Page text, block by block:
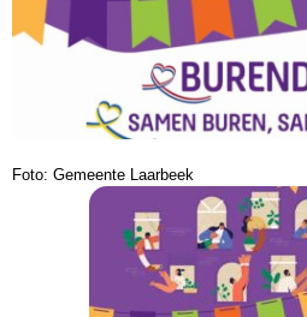
Foto: Gemeente Laarbeek